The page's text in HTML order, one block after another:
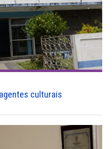
culturais